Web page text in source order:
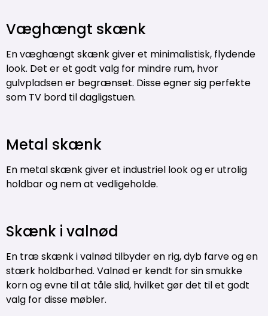
Væghængt skænk
En væghængt skænk giver et minimalistisk, flydende
look. Det er et godt valg for mindre rum, hvor
gulvpladsen er begrænset. Disse egner sig perfekte
som TV bord til dagligstuen.
Metal skænk
En metal skænk giver et industriel look og er utrolig
holdbar og nem at vedligeholde.
Skænk i valnød
En træ skænk i valnød tilbyder en rig, dyb farve og en
stærk holdbarhed. Valnød er kendt for sin smukke
korn og evne til at tåle slid, hvilket gør det til et godt
valg for disse møbler.